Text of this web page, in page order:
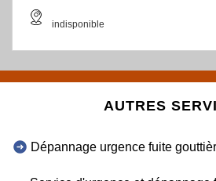
indisponible
AUTRES
Dépannage urgence fuite